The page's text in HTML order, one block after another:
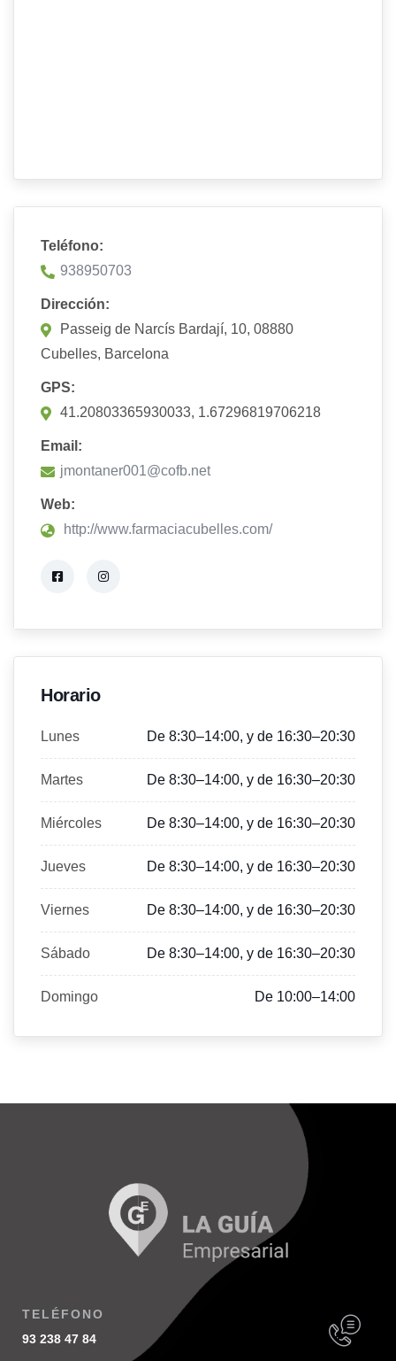
Teléfono:
938950703
Dirección:
Passeig de Narcís Bardají, 10, 08880
Cubelles, Barcelona
GPS:
41.20803365930033, 1.67296819706218
Email:
jmontaner001@cofb.net
Web:
http://www.farmaciacubelles.com/
Horario
Lunes De 8:30–14:00, y de 16:30–20:30
Martes De 8:30–14:00, y de 16:30–20:30
Miércoles De 8:30–14:00, y de 16:30–20:30
Jueves De 8:30–14:00, y de 16:30–20:30
Viernes De 8:30–14:00, y de 16:30–20:30
Sábado De 8:30–14:00, y de 16:30–20:30
Domingo De 10:00–14:00
TELÉFONO
93 238 47 84